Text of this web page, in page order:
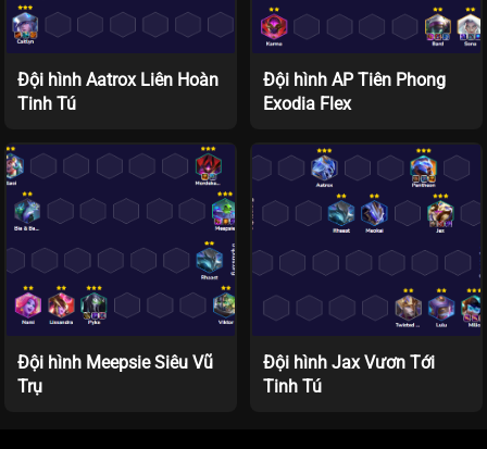
Đội hình Aatrox Liên Hoàn
Tinh Tú
Đội hình AP Tiên Phong
Exodia Flex
Đội hình Meepsie Siêu Vũ
Trụ
Đội hình Jax Vươn Tới
Tinh Tú